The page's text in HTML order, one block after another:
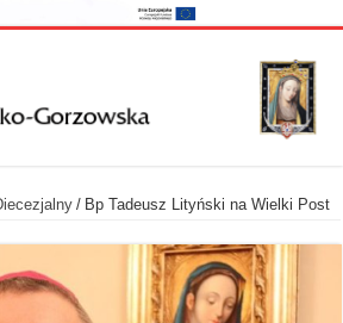
/ Bp Tadeusz Lityński na Wielki Post